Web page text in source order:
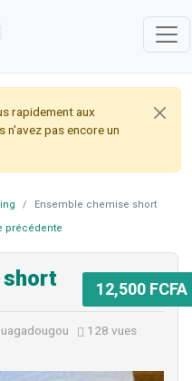
rapidement aux
n'avez pas encore un
Ensemble chemise short
précédente
short
128 vues
12,500 FCFA